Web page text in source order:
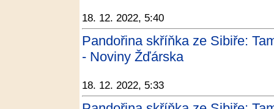
18. 12. 2022, 5:40
Pandořina skříňka ze Sibiře:
- Noviny Žďárska
18. 12. 2022, 5:33